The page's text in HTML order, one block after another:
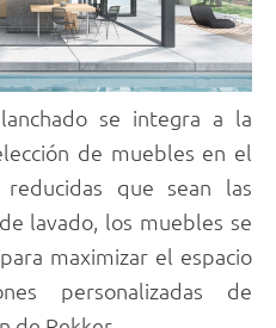
se integra a la
de muebles en el
que sean las
lavado, los muebles se
maximizar el espacio
personalizadas de